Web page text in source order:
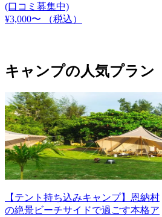
(口コミ募集中)
¥3,000〜
（税込）
キャンプの人気プラン
【テント持ち込みキャンプ】恩納村
の絶景ビーチサイドで過ごす本格ア